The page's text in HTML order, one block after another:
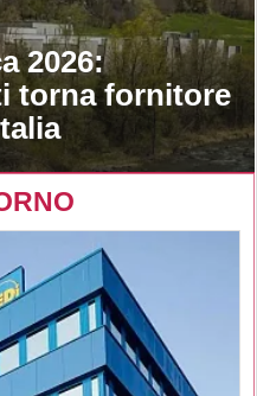
2026:
torna fornitore